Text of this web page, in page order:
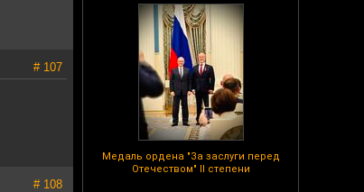
Медаль ордена "За заслуги перед
Отечеством" II степени
# 107
# 108